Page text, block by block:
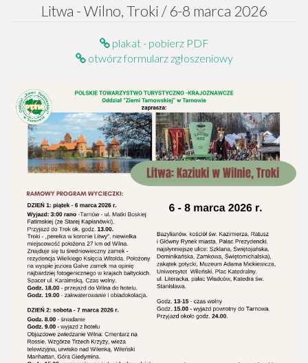
Litwa - Wilno, Troki / 6-8 marca 2026
plakat - pobierz PDF
otwórz formularz zgłoszeniowy